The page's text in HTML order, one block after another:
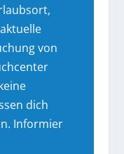
von
dich
Informier